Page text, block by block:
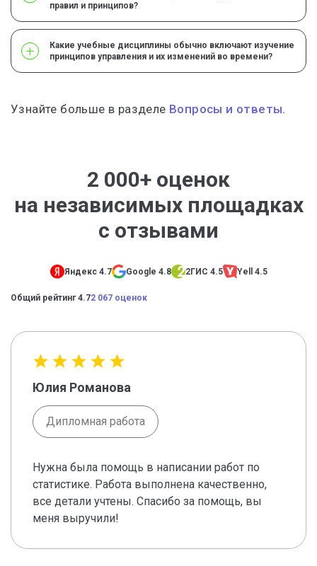
правил и принципов?
Какие учебные дисциплины обычно включают изучение
принципов управления и их изменений во времени?
Узнайте больше в разделе Вопросы и ответы.
2 000+ оценок
на независимых площадках
с отзывами
Яндекс 4.7 Google 4.8 2ГИС 4.5 Yell 4.5
Общий рейтинг 4.72 067 оценок
Юлия Романова
Дипломная работа
Нужна была помощь в написании работ по
статистике. Работа выполнена качественно,
все детали учтены. Спасибо за помощь, вы
меня выручили!